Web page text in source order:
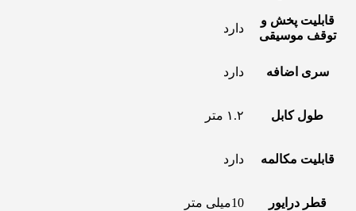
قابلیت پخش و
توقف موسیقی
دارد
سری اضافه دارد
طول کابل ۱.۲ متر
قابلیت مکالمه دارد
قطر درایور 10میلی متر